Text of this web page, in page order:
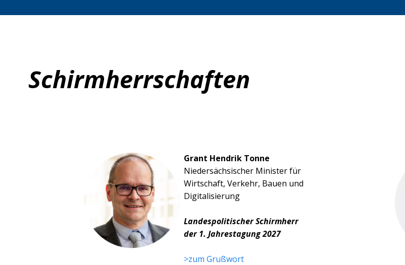
Schirmherrschaften
Grant Hendrik Tonne
Niedersächsischer Minister für
Wirtschaft, Verkehr, Bauen und
Digitalisierung
Landespolitischer Schirmherr
der 1. Jahrestagung 2027
>zum Grußwort